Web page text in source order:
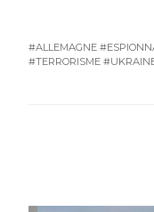
#ALLEMAGNE
#TERRORISME